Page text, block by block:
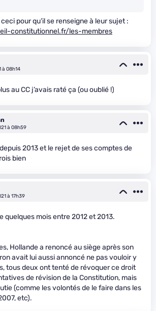
pour qu’il se renseigne à leur sujet :
constitutionnel.fr/les-membres
à 08h14
au CC j’avais raté ça (ou oublié !)
à 08h59
2013 et le rejet de ses comptes de
bien
à 17h39
quelques mois entre 2012 et 2013.
Hollande a renoncé au siège après son
avait lui aussi annoncé ne pas vouloir y
tous deux ont tenté de révoquer ce droit
de révision de la Constitution, mais
(comme les volontés de le faire dans les
etc).